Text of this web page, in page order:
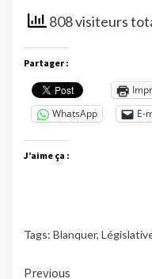
808 visiteurs
Partager :
WhatsApp
E-
J’aime ça :
Tags: Blanquer,
Previous